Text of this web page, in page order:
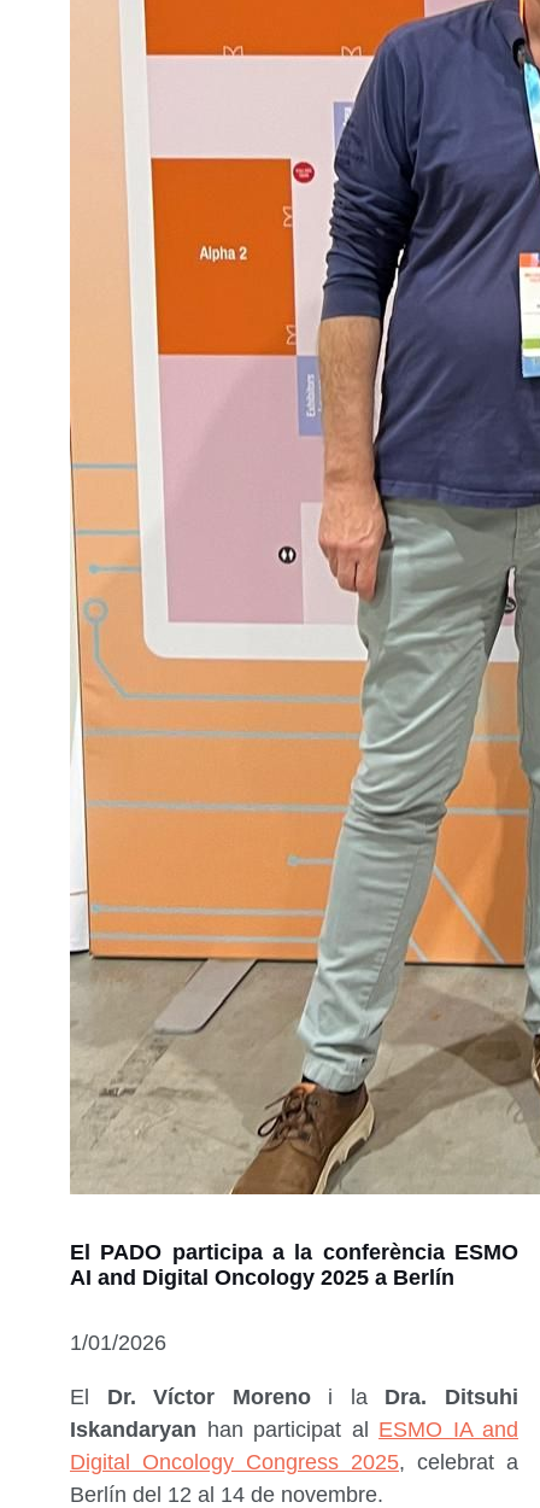
El PADO participa a la conferència ESMO
AI and Digital Oncology 2025 a Berlín
1/01/2026
El Dr. Víctor Morenoi la Dra. Ditsuhi
Iskandaryan han participat al ESMO IA and
Digital Oncology Congress 2025, celebrat a
Berlín del 12 al 14 de novembre.